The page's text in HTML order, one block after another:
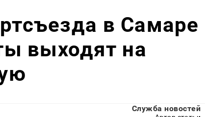
в Самаре
выходят на
Служба новостей